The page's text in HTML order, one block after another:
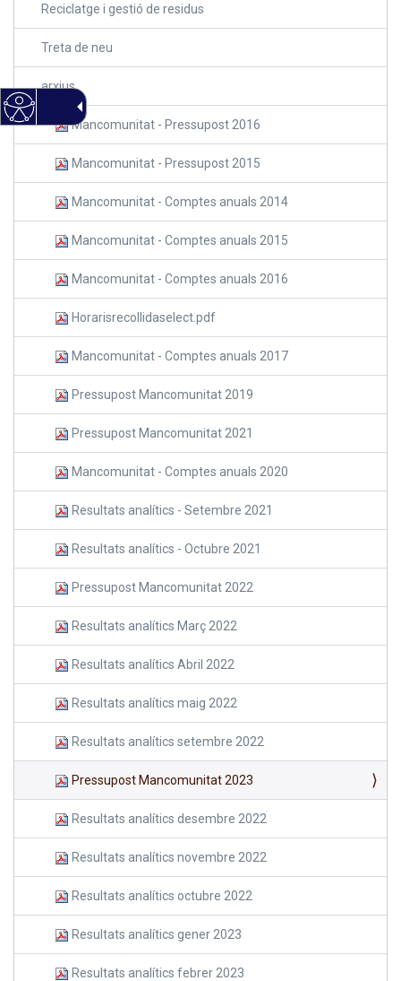
Reciclatge i gestió de residus
Treta de neu
arxius
Mancomunitat - Pressupost 2016
Mancomunitat - Pressupost 2015
Mancomunitat - Comptes anuals 2014
Mancomunitat - Comptes anuals 2015
Mancomunitat - Comptes anuals 2016
Horarisrecollidaselect.pdf
Mancomunitat - Comptes anuals 2017
Pressupost Mancomunitat 2019
Pressupost Mancomunitat 2021
Mancomunitat - Comptes anuals 2020
Resultats analítics - Setembre 2021
Resultats analítics - Octubre 2021
Pressupost Mancomunitat 2022
Resultats analítics Març 2022
Resultats analítics Abril 2022
Resultats analítics maig 2022
Resultats analítics setembre 2022
Pressupost Mancomunitat 2023
Resultats analítics desembre 2022
Resultats analítics novembre 2022
Resultats analítics octubre 2022
Resultats analítics gener 2023
Resultats analítics febrer 2023